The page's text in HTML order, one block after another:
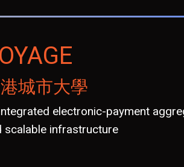
城市大學
electronic-payment
scalable infrastructure